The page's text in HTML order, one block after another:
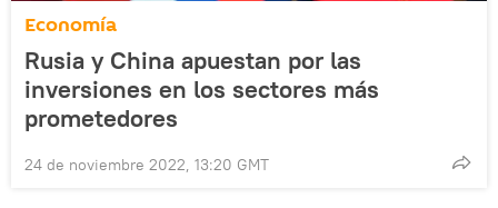
Economía
Rusia y China apuestan por las
inversiones en los sectores más
prometedores
24 de noviembre 2022, 13:20 GMT